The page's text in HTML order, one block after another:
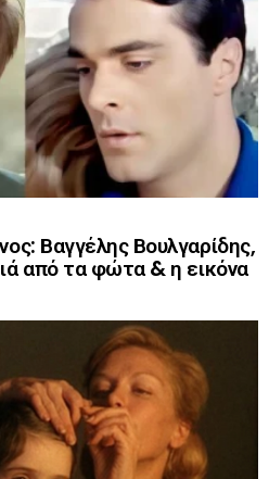
Βαγγέλης Βουλγαρίδης,
από τα φώτα & η εικόνα